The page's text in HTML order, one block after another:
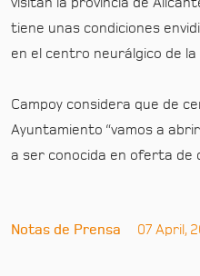
tiene unas condiciones
en el centro neurálgico de la
Campoy considera que de
Ayuntamiento “vamos a
a ser conocida en oferta de
Notas de Prensa 07 April,